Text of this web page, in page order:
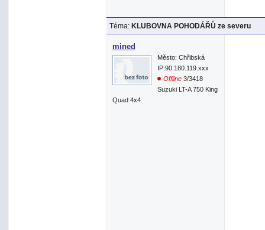
Téma: KLUBOVNA POHODÁŘŮ ze severu
mined
Město: Chřibská
IP:90.180.119.xxx
Offline 3/3418
Suzuki LT-A 750 King
Quad 4x4